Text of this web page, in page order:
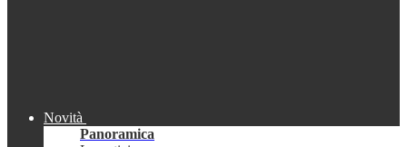
Novità
Panoramica